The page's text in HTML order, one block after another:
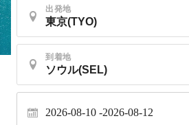
出発地
到着地
2026-08-10 2026-08-12